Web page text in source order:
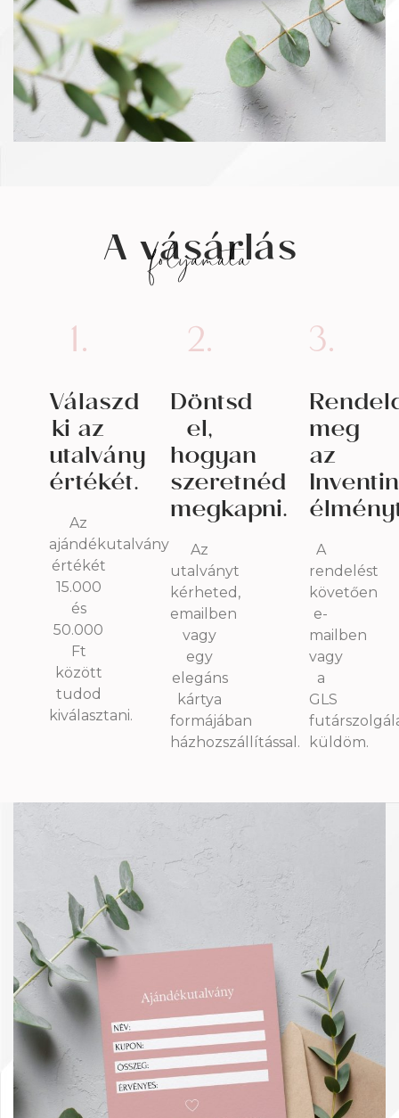
A vásárlás
folyamata
1.
Válaszd
ki az
utalvány
értékét.
Az
ajándékutalvány
értékét
15.000
és
50.000
Ft
között
tudod
kiválasztani.
2.
Döntsd
el,
hogyan
szeretnéd
megkapni.
Az
utalványt
kérheted,
emailben
vagy
egy
elegáns
kártya
formájában
házhozszállítással.
3.
meg
az
A
rendelést
követően
e-
mailben
vagy
a
GLS
küldöm.